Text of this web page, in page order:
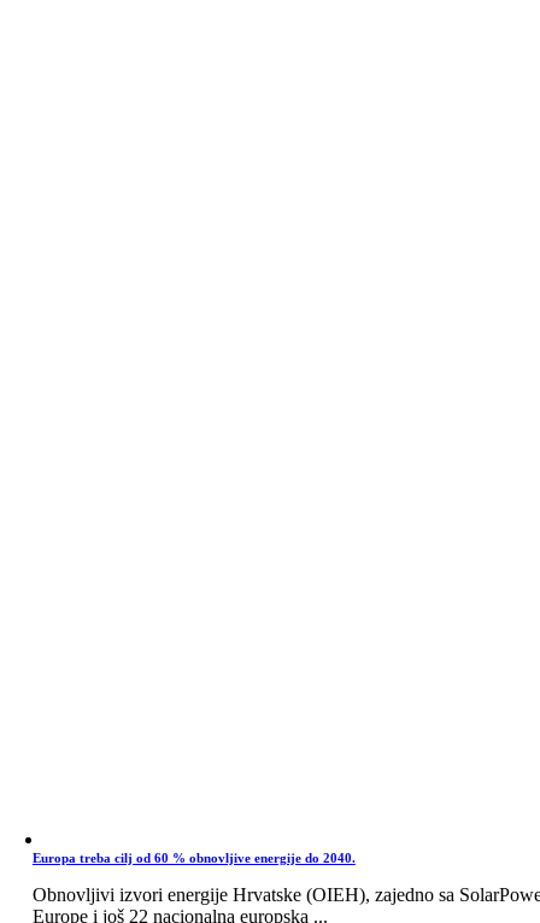
Europa treba cilj od 60 % obnovljive energije do 2040.
Obnovljivi izvori energije Hrvatske (OIEH), zajedno sa
Europe i još 22 nacionalna europska ...